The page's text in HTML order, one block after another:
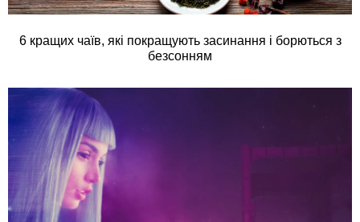
6 кращих чаїв, які покращують засинання і борються з
безсонням